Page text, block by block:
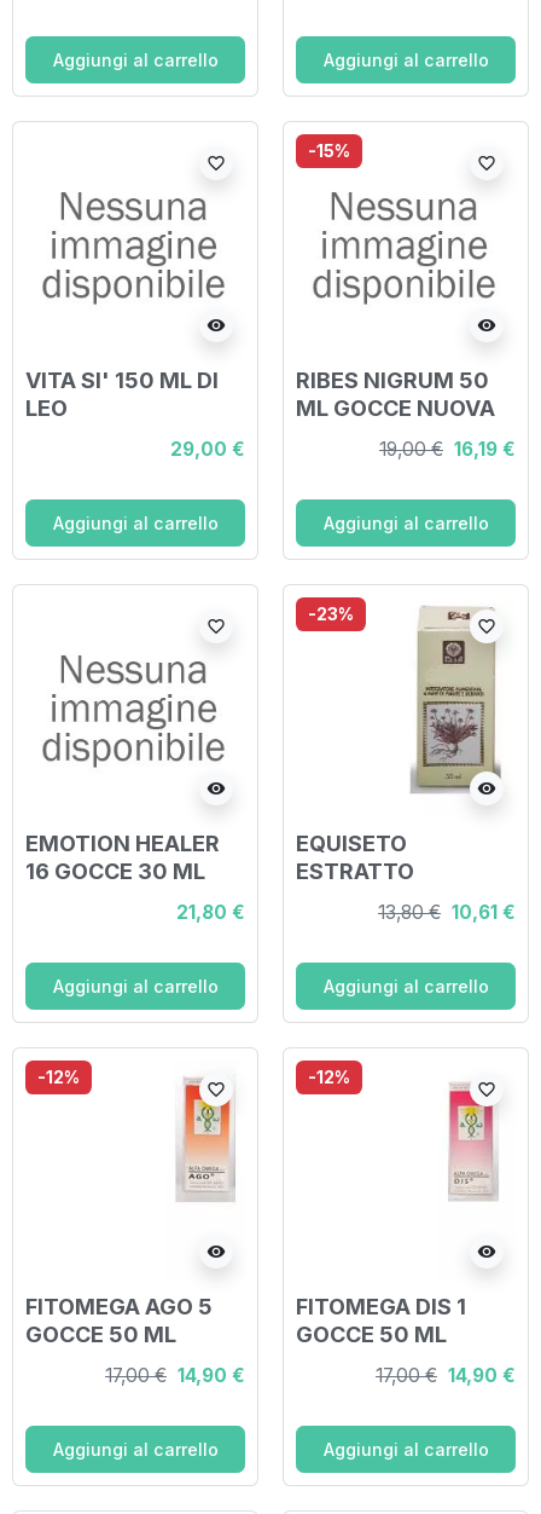
Aggiungi al carrello Aggiungi al carrello
visibility
favorite_border
VITA SI' 150 ML DI
LEO
29,00 €
Aggiungi al carrello
-15%
visibility
favorite_border
RIBES NIGRUM 50
ML GOCCE NUOVA
FORMULA
19,00 € 16,19 €
Aggiungi al carrello
visibility
favorite_border
EMOTION HEALER
16 GOCCE 30 ML
21,80 €
Aggiungi al carrello
-23%
visibility
favorite_border
EQUISETO
ESTRATTO
ANALCOLICO 50 ML
ARTICOLO 794
13,80 € 10,61 €
Aggiungi al carrello
-12%
visibility
favorite_border
FITOMEGA AGO 5
GOCCE 50 ML
17,00 € 14,90 €
Aggiungi al carrello
-12%
visibility
favorite_border
FITOMEGA DIS 1
GOCCE 50 ML
17,00 € 14,90 €
Aggiungi al carrello